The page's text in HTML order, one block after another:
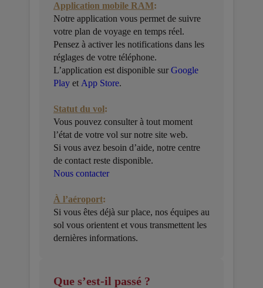
Application mobile RAM:
Notre application vous permet de suivre
votre plan de voyage en temps réel.
Pensez à activer les notifications dans les
réglages de votre téléphone.
L’application est disponible sur Google
Playet App Store.
Statut du vol:
Vous pouvez consulter à tout moment
l’état de votre vol sur notre site web.
Si vous avez besoin d’aide, notre centre
de contact reste disponible.
Nous contacter
À l’aéroport:
Si vous êtes déjà sur place, nos équipes au
sol vous orientent et vous transmettent les
dernières informations.
Que s’est-il passé ?